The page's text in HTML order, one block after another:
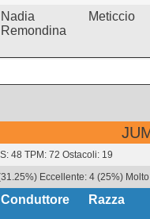
Nadia
Remondina
Meticcio
48 TPM: 72 Ostacoli: 19
Eccellente: 4 (25%)
Conduttore Razza